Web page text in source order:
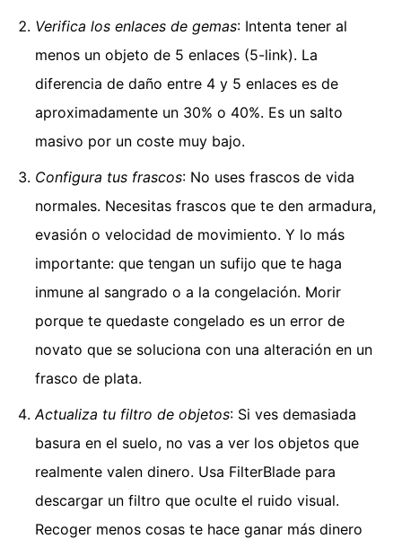
Verifica los enlaces de gemas: Intenta tener al
menos un objeto de 5 enlaces (5-link). La
diferencia de daño entre 4 y 5 enlaces es de
aproximadamente un 30% o 40%. Es un salto
masivo por un coste muy bajo.
Configura tus frascos: No uses frascos de vida
normales. Necesitas frascos que te den armadura,
evasión o velocidad de movimiento. Y lo más
importante: que tengan un sufijo que te haga
inmune al sangrado o a la congelación. Morir
porque te quedaste congelado es un error de
novato que se soluciona con una alteración en un
frasco de plata.
Actualiza tu filtro de objetos: Si ves demasiada
basura en el suelo, no vas a ver los objetos que
realmente valen dinero. Usa FilterBlade para
descargar un filtro que oculte el ruido visual.
Recoger menos cosas te hace ganar más dinero